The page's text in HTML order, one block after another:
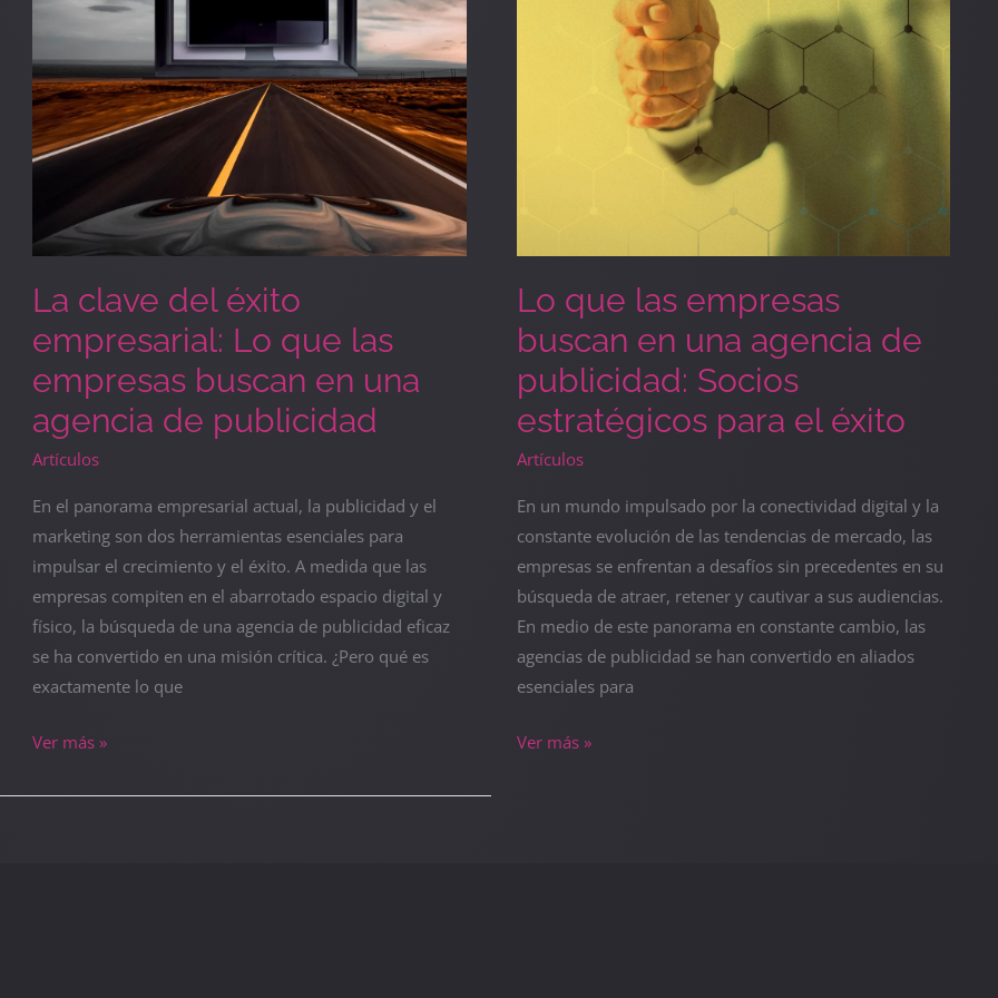
La clave del éxito
empresarial: Lo que las
empresas buscan en una
agencia de publicidad
Artículos
En el panorama empresarial actual, la publicidad y el
marketing son dos herramientas esenciales para
impulsar el crecimiento y el éxito. A medida que las
empresas compiten en el abarrotado espacio digital y
físico, la búsqueda de una agencia de publicidad eficaz
se ha convertido en una misión crítica. ¿Pero qué es
exactamente lo que
empresas
buscan
en
una
publicidad
Ver más »
Lo que las empresas
buscan en una agencia de
publicidad: Socios
estratégicos para el éxito
Artículos
En un mundo impulsado por la conectividad digital y la
constante evolución de las tendencias de mercado, las
empresas se enfrentan a desafíos sin precedentes en su
búsqueda de atraer, retener y cautivar a sus audiencias.
En medio de este panorama en constante cambio, las
agencias de publicidad se han convertido en aliados
esenciales para
éxito
Ver más »